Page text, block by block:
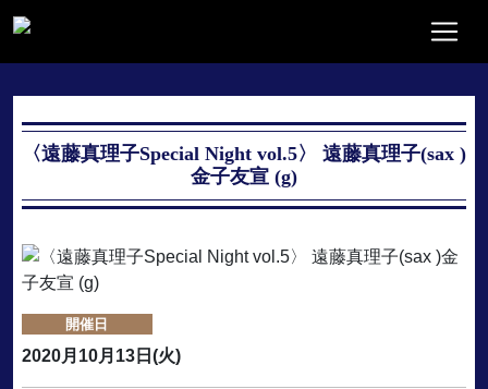
〈遠藤真理子Special Night vol.5〉 遠藤真理子(sax )
金子友宣 (g)
開催日
2020月10月13日(火)